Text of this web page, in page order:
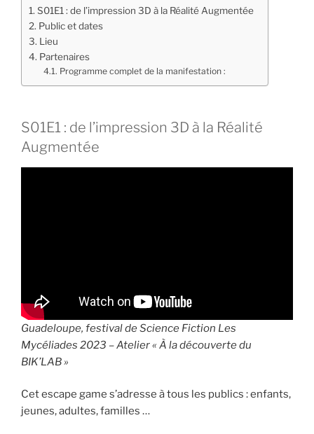
S01E1 : de l’impression 3D à la Réalité Augmentée
Public et dates
Lieu
Partenaires
Programme complet de la manifestation :
S01E1 : de l’impression 3D à la Réalité
Augmentée
Guadeloupe, festival de Science Fiction Les
Mycéliades 2023 – Atelier « À la découverte du
BIK’LAB »
Cet escape game s’adresse à tous les publics : enfants,
jeunes, adultes, familles …